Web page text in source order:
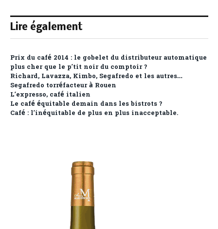
Lire également
Prix du café 2014 : le gobelet du distributeur automatique
plus cher que le p’tit noir du comptoir ?
Richard, Lavazza, Kimbo, Segafredo et les autres…
Segafredo torréfacteur à Rouen
L’expresso, café italien
Le café équitable demain dans les bistrots ?
Café : l’inéquitable de plus en plus inacceptable.